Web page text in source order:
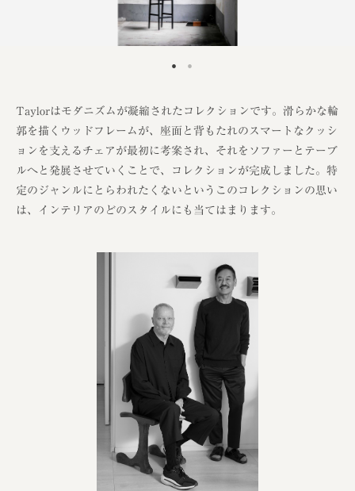
Taylorはモダニズムが凝縮されたコレクションです。滑らかな輪
郭を描くウッドフレームが、座面と背もたれのスマートなクッシ
ョンを支えるチェアが最初に考案され、それをソファーとテーブ
ルへと発展させていくことで、コレクションが完成しました。特
定のジャンルにとらわれたくないというこのコレクションの思い
は、インテリアのどのスタイルにも当てはまります。